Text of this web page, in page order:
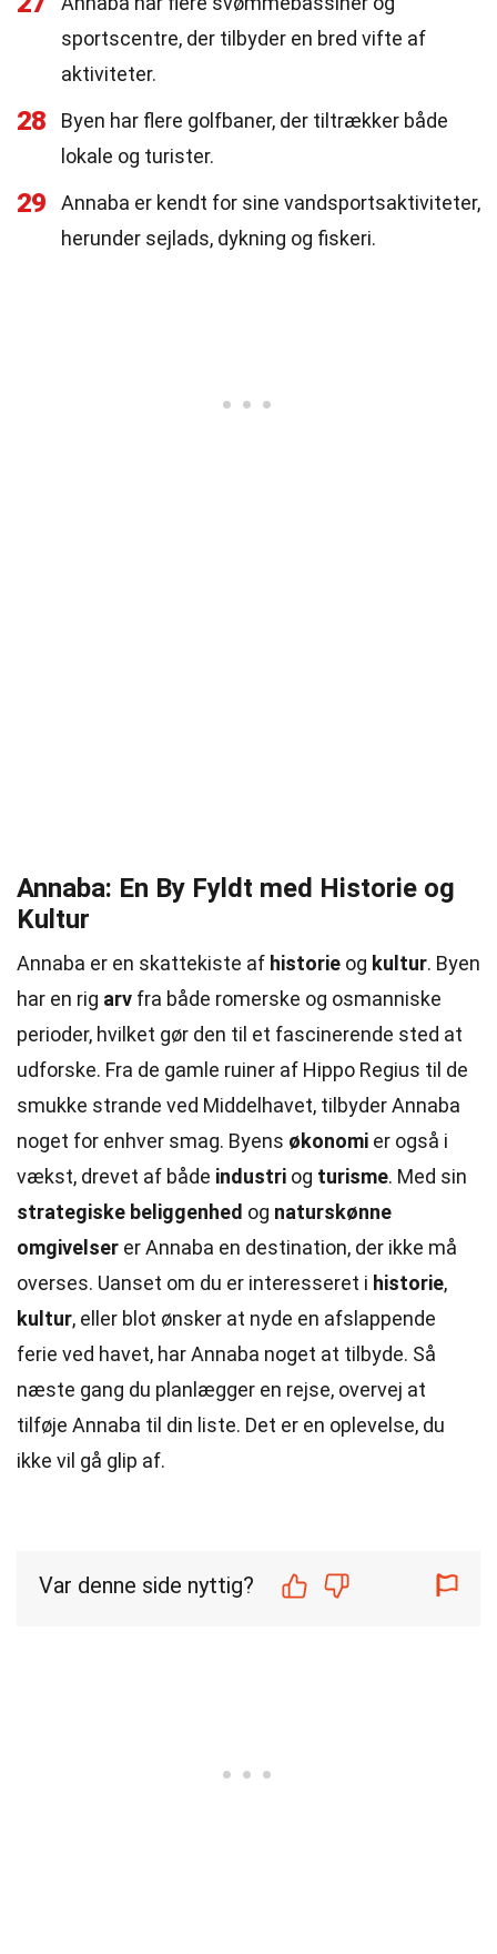
sportscentre, der tilbyder en bred vifte af
aktiviteter.
28
Byen har flere golfbaner, der tiltrækker både
lokale og turister.
29
Annaba er kendt for sine vandsportsaktiviteter,
herunder sejlads, dykning og fiskeri.
Annaba: En By Fyldt med Historie og
Kultur
Annaba er en skattekiste af historie og kultur. Byen
har en rig arv fra både romerske og osmanniske
perioder, hvilket gør den til et fascinerende sted at
udforske. Fra de gamle ruiner af Hippo Regius til de
smukke strande ved Middelhavet, tilbyder Annaba
noget for enhver smag. Byens økonomi er også i
vækst, drevet af både industri og turisme. Med sin
strategiske beliggenhed og naturskønne
omgivelser er Annaba en destination, der ikke må
overses. Uanset om du er interesseret i historie,
kultur, eller blot ønsker at nyde en afslappende
ferie ved havet, har Annaba noget at tilbyde. Så
næste gang du planlægger en rejse, overvej at
tilføje Annaba til din liste. Det er en oplevelse, du
ikke vil gå glip af.
Var denne side nyttig?